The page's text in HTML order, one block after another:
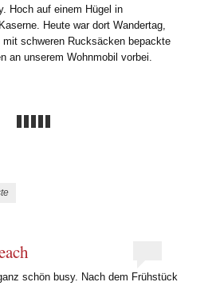
Hoch auf einem Hügel in
Heute war dort Wandertag,
schweren Rucksäcken bepackte
an unserem Wohnmobil vorbei.
schön busy. Nach dem Frühstück